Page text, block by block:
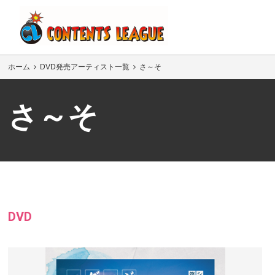
ホーム DVD発売アーティスト一覧 さ～そ
さ～そ
DVD